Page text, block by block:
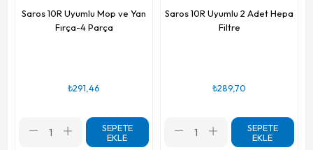
Saros 10R Uyumlu Mop ve Yan
Fırça-4 Parça
₺291,46
SEPETE
EKLE
Saros 10R Uyumlu 2 Adet Hepa
Filtre
₺289,70
SEPETE
EKLE